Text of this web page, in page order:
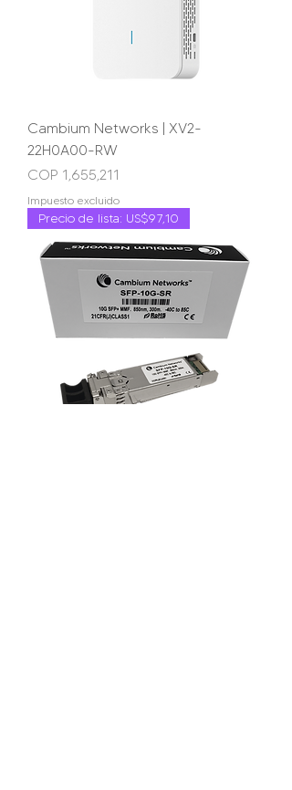
Cambium Networks | XV2-
22H0A00-RW
Precio
COP 1,655,211
Impuesto excluido
Precio de lista: US$97,10